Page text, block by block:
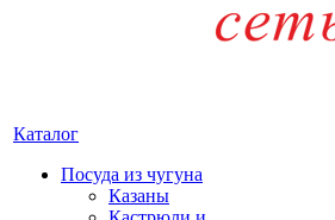
Каталог
Посуда из чугуна
Казаны